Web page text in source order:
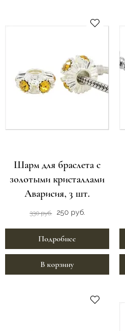
Шарм для браслета с
золотыми кристаллами
Аварисия, 3 шт.
330 руб. 250 руб.
Подробнее
В корзину